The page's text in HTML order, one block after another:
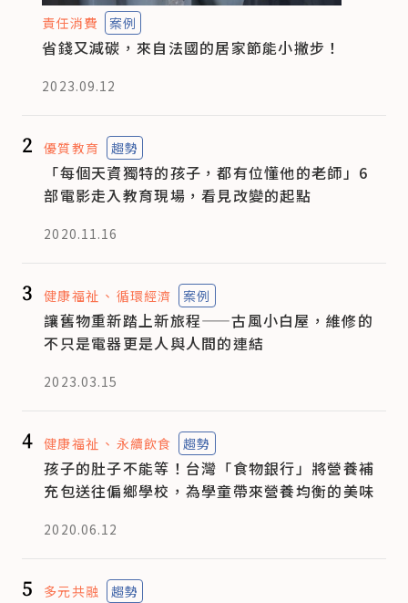
責任消費 案例
省錢又減碳，來自法國的居家節能小撇步！
2023.09.12
2 優質教育 趨勢
「每個天資獨特的孩子，都有位懂他的老師」6
部電影走入教育現場，看見改變的起點
2020.11.16
3 健康福祉 循環經濟 案例
讓舊物重新踏上新旅程——古風小白屋，維修的
不只是電器更是人與人間的連結
2023.03.15
4 健康福祉 永續飲食 趨勢
孩子的肚子不能等！台灣「食物銀行」將營養補
充包送往偏鄉學校，為學童帶來營養均衡的美味
2020.06.12
5 多元共融 趨勢